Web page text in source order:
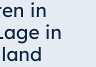
in
in